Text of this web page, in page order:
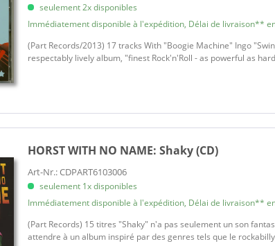
seulement 2x disponibles
Immédiatement disponible à l'expédition, Délai de livraison**
(Part Records/2013) 17 tracks With "Boogie Machine" Ingo
respectably lively album, "finest Rock'n'Roll - as powerful as
HORST WITH NO NAME:Shaky (CD)
Art-Nr.: CDPART6103006
seulement 1x disponibles
Immédiatement disponible à l'expédition, Délai de livraison**
(Part Records) 15 titres "Shaky" n'a pas seulement un son
attendre à un album inspiré par des genres tels que le